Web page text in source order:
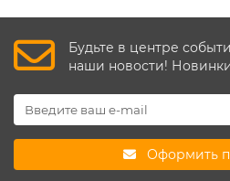
Будьте в центре
наши новости!
Оформить